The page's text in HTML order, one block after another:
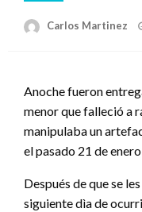
Carlos Martinez
Anoche fueron
menor que falleció a
manipulaba un
el pasado 21 de
Después de que se
siguiente dìa de